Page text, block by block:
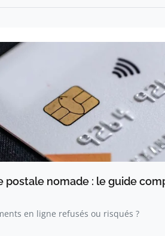
postale nomade : le guide
en ligne refusés ou risqués ?